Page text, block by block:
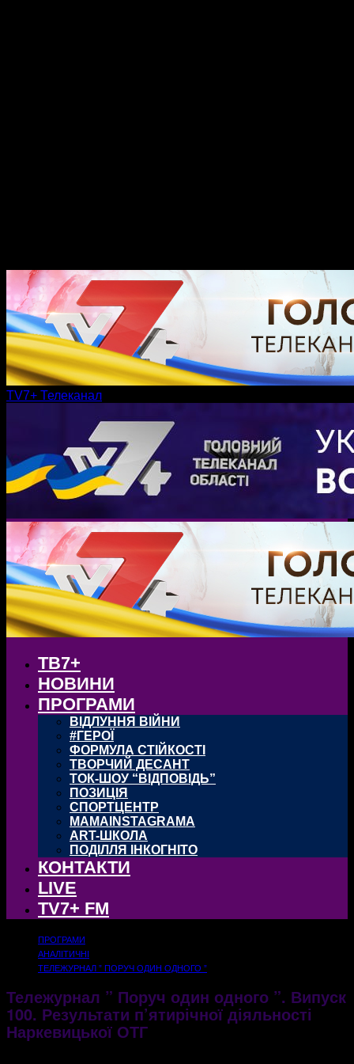
TV7+ Телеканал
ТВ7+
НОВИНИ
ПРОГРАМИ
ВІДЛУННЯ ВІЙНИ
#ГЕРОЇ
ФОРМУЛА СТІЙКОСТІ
ТВОРЧИЙ ДЕСАНТ
ТОК-ШОУ “ВІДПОВІДЬ”
ПОЗИЦІЯ
СПОРТЦЕНТР
MAMAINSTAGRAMA
ART-ШКОЛА
ПОДІЛЛЯ ІНКОГНІТО
КОНТАКТИ
LIVE
TV7+ FM
ПРОГРАМИ
АНАЛІТИЧНІ
ТЕЛЕЖУРНАЛ ” ПОРУЧ ОДИН ОДНОГО ”
Тележурнал ” Поруч один одного ”. Випуск
100. Результати п’ятирічної діяльності
Наркевицької ОТГ